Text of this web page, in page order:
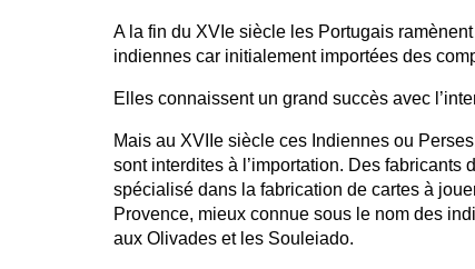
A la fin du XVIe siècle les Portugais
indiennes car initialement importées des
Elles connaissent un grand succès avec
Mais au XVIIe siècle ces Indiennes ou
sont interdites à l’importation. Des fabricants
spécialisé dans la fabrication de cartes à
Provence, mieux connue sous le nom des
aux Olivades et les Souleiado.